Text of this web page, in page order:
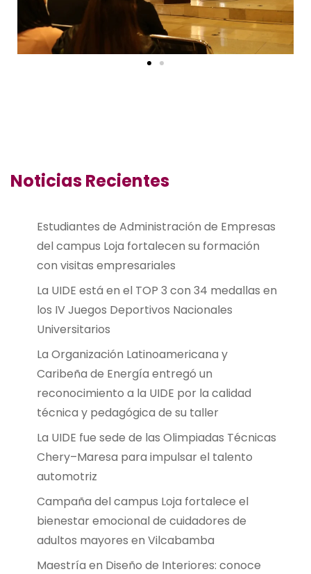
Noticias Recientes
Estudiantes de Administración de Empresas
del campus Loja fortalecen su formación
con visitas empresariales
La UIDE está en el TOP 3 con 34 medallas en
los IV Juegos Deportivos Nacionales
Universitarios
La Organización Latinoamericana y
Caribeña de Energía entregó un
reconocimiento a la UIDE por la calidad
técnica y pedagógica de su taller
La UIDE fue sede de las Olimpiadas Técnicas
Chery–Maresa para impulsar el talento
automotriz
Campaña del campus Loja fortalece el
bienestar emocional de cuidadores de
adultos mayores en Vilcabamba
Maestría en Diseño de Interiores: conoce